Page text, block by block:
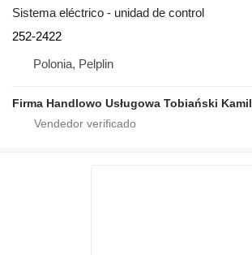
Sistema eléctrico - unidad de control
252-2422
Polonia, Pelplin
Firma Handlowo Usługowa Tobiański Kamil